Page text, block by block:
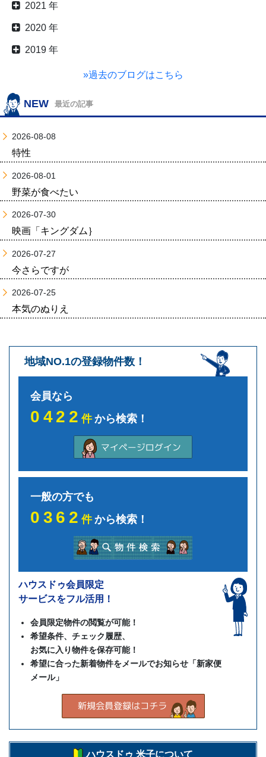
2021 年
2020 年
2019 年
»過去のブログはこちら
NEW 最近の記事
2026-08-08
特性
2026-08-01
野菜が食べたい
2026-07-30
映画「キングダム｝
2026-07-27
今さらですが
2026-07-25
本気のぬりえ
地域NO.1の登録物件数！
会員なら
0422件から検索！
一般の方でも
0362件から検索！
ハウスドゥ会員限定
サービスをフル活用！
会員限定物件の閲覧が可能！
希望条件、チェック履歴、
お気に入り物件を保存可能！
希望に合った新着物件をメールでお知らせ「新家便
メール」
ハウスドゥ 米子について